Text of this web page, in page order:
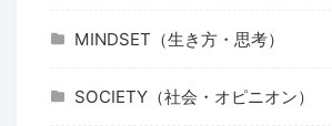
MINDSET（生き方・思考）
SOCIETY（社会・オピニオン）